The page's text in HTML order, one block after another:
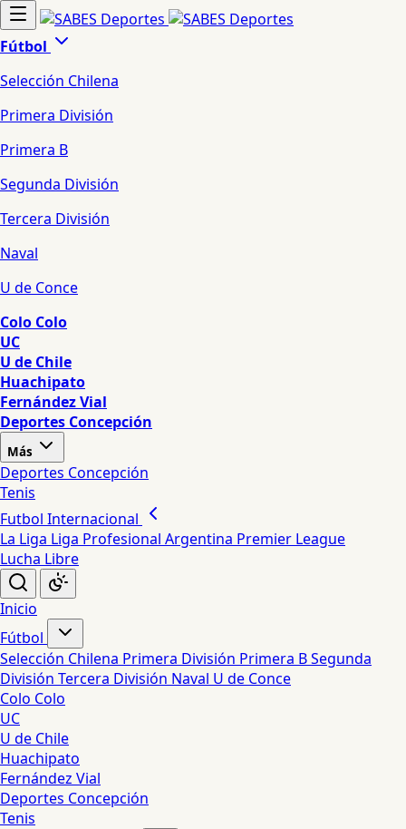
Fútbol
Selección Chilena
Primera División
Primera B
Segunda División
Tercera División
Naval
U de Conce
Colo Colo
UC
U de Chile
Huachipato
Fernández Vial
Deportes Concepción
Más
Deportes Concepción
Tenis
Futbol Internacional
La Liga Liga Profesional Argentina Premier League
Lucha Libre
Inicio
Fútbol
Selección Chilena Primera División Primera BSegunda
División Tercera División Naval U de Conce
Colo Colo
UC
U de Chile
Huachipato
Fernández Vial
Deportes Concepción
Tenis